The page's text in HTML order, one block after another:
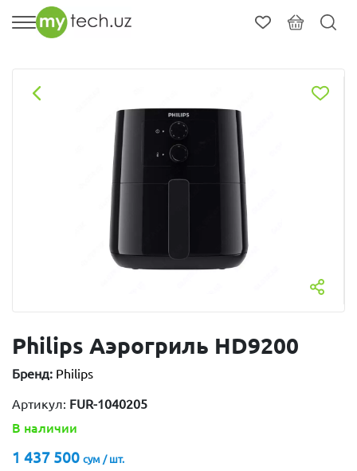
Philips Аэрогриль HD9200
Бренд: Philips
Артикул: FUR-1040205
В наличии
1 437 500 сум / шт.